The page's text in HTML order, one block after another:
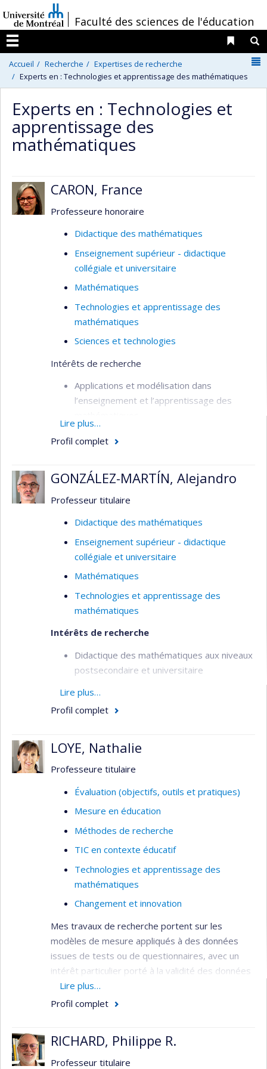
au
contenu
/Faculté des sciences de l'éducation
Menu
Liens
Accueil Recherche
Expertises de recherche
Experts en : Technologies et apprentissage des mathématiques
Experts en : Technologies et
apprentissage des
mathématiques
CARON, France
Professeure honoraire
Didactique des mathématiques
Enseignement supérieur - didactique
collégiale et universitaire
Mathématiques
Technologies et apprentissage des
mathématiques
Sciences et technologies
Intérêts de recherche
Applications et modélisation dans
l’enseignement et l’apprentissage des
mathématiques
Évolution du curriculum mathématique
Lire plus…
Profil complet
GONZÁLEZ-MARTÍN, Alejandro
Professeur titulaire
Didactique des mathématiques
Enseignement supérieur - didactique
collégiale et universitaire
Mathématiques
Technologies et apprentissage des
mathématiques
Intérêts de recherche
Didactique des mathématiques aux niveaux
postsecondaire et universitaire
Didactique du calcul et de l'analyse
Le rôle des mathématiques dans les
Analyse de manuels scolaires
des notions mathématiques aux niveaux
postsecondaires
Formation et préparation de
postsecondaire
Emploi du registre graphique dans le travail
mathématique
Lire plus…
Profil complet
LOYE, Nathalie
Professeure titulaire
Évaluation (objectifs, outils et pratiques)
Mesure en éducation
Méthodes de recherche
TIC en contexte éducatif
Technologies et apprentissage des
mathématiques
Changement et innovation
Mes travaux de recherche portent sur les
modèles de mesure appliqués à des données
issues de tests ou de questionnaires, avec un
intérêt particulier porté à la validité des données
et des instruments. Je m’intéresse à l’évaluation
de compétences complexes comme la résolution
de l’évaluation est au cœur de mes travaux.
L’apport de l’IA aux problématiques en éducation
Lire plus…
Profil complet
RICHARD, Philippe R.
Professeur titulaire